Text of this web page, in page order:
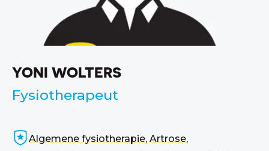
Werken bij
Contact
YONI WOLTERS
Fysiotherapeut
Algemene fysiotherapie, Artrose,